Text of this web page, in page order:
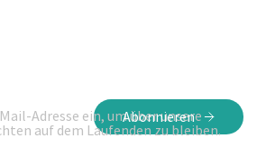
Adresse ein, um über unsere
auf dem Laufenden zu bleiben.
Abonnieren